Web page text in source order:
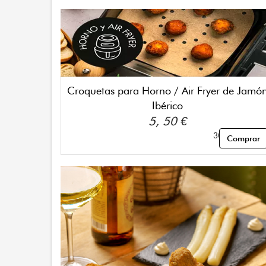
Croquetas para Horno / Air Fryer de
Ibérico
5, 50 €
300gr - 12
Comprar